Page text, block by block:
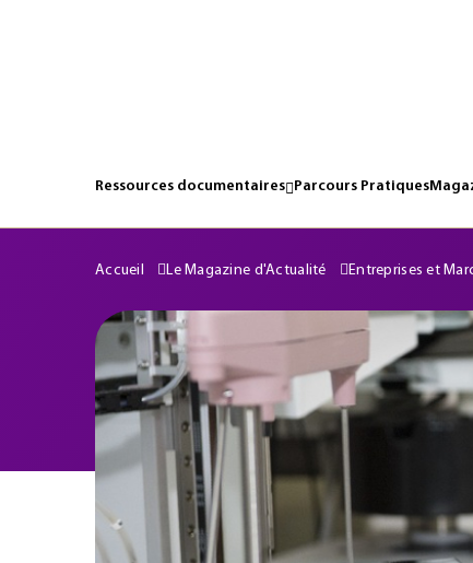
Ressources documentaires Parcours Pratiques
Accueil Le Magazine d'Actualité Entreprises et